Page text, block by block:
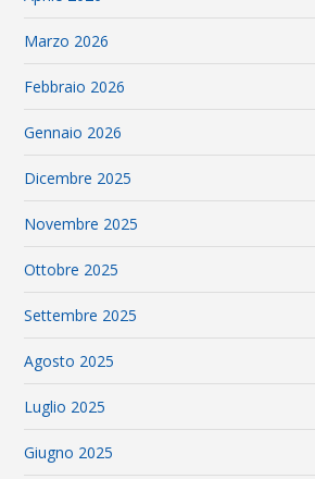
Marzo 2026
Febbraio 2026
Gennaio 2026
Dicembre 2025
Novembre 2025
Ottobre 2025
Settembre 2025
Agosto 2025
Luglio 2025
Giugno 2025